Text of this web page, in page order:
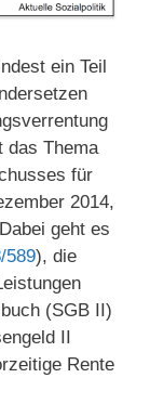
ein Teil
das Thema
für
2014,
geht es
589), die
(SGB II)
II
Rente